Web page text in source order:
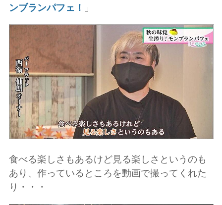
ンブランパフェ！
」
食べる楽しさもあるけど見る楽しさというのも
あり、作っているところを動画で撮ってくれた
り・・・